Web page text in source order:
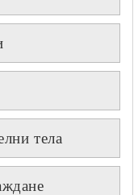
тела